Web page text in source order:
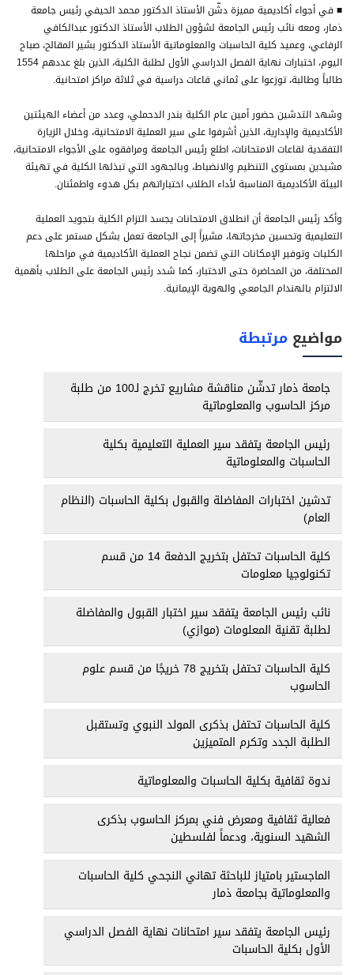
■ في أجواء أكاديمية مميزة دشّن الأستاذ الدكتور محمد الحيفي رئيس جامعة
ذمار، ومعه نائب رئيس الجامعة لشؤون الطلاب الأستاذ الدكتور عبدالكافي
الرفاعي، وعميد كلية الحاسبات والمعلوماتية الأستاذ الدكتور بشير المقالح، صباح
اليوم، اختبارات نهاية الفصل الدراسي الأول لطلبة الكلية، الذين بلغ عددهم 1554
طالباً وطالبة، توزعوا على ثماني قاعات دراسية في ثلاثة مراكز امتحانية.
وشهد التدشين حضور أمين عام الكلية بندر الدحملي، وعدد من أعضاء الهيئتين
الأكاديمية والإدارية، الذين أشرفوا على سير العملية الامتحانية، وخلال الزيارة
التفقدية لقاعات الامتحانات، اطلع رئيس الجامعة ومرافقوه على الأجواء الامتحانية،
مشيدين بمستوى التنظيم والانضباط، وبالجهود التي تبذلها الكلية في تهيئة
البيئة الأكاديمية المناسبة لأداء الطلاب اختباراتهم بكل هدوء واطمئنان.
وأكد رئيس الجامعة أن انطلاق الامتحانات يجسد التزام الكلية بتجويد العملية
التعليمية وتحسين مخرجاتها، مشيراً إلى الجامعة تعمل بشكل مستمر على دعم
الكليات وتوفير الإمكانات التي تضمن نجاح العملية الأكاديمية في مراحلها
المختلفة، من المحاضرة حتى الاختبار، كما شدد رئيس الجامعة على الطلاب بأهمية
الالتزام بالهندام الجامعي والهوية الإيمانية.
مواضيع مرتبطة
جامعة ذمار تدشّن مناقشة مشاريع تخرج لـ100 من طلبة
مركز الحاسوب والمعلوماتية
رئيس الجامعة يتفقد سير العملية التعليمية بكلية
الحاسبات والمعلوماتية
تدشين اختبارات المفاضلة والقبول بكلية الحاسبات (النظام
العام)
كلية الحاسبات تحتفل بتخريج الدفعة 14 من قسم
تكنولوجيا معلومات
نائب رئيس الجامعة يتفقد سير اختبار القبول والمفاضلة
لطلبة تقنية المعلومات (موازي)
كلية الحاسبات تحتفل بتخريج 78 خريجًا من قسم علوم
الحاسوب
كلية الحاسبات تحتفل بذكرى المولد النبوي وتستقبل
الطلبة الجدد وتكرم المتميزين
ندوة ثقافية بكلية الحاسبات والمعلوماتية
فعالية ثقافية ومعرض فني بمركز الحاسوب بذكرى
الشهيد السنوية، ودعماً لفلسطين
الماجستير بامتياز للباحثة تهاني النجحي كلية الحاسبات
والمعلوماتية بجامعة ذمار
رئيس الجامعة يتفقد سير امتحانات نهاية الفصل الدراسي
الأول بكلية الحاسبات